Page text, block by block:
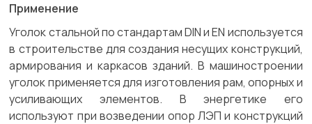
Применение
Уголок стальной по стандартам DIN и EN используется
в строительстве для создания несущих конструкций,
армирования и каркасов зданий. В машиностроении
уголок применяется для изготовления рам, опорных и
усиливающих элементов. В энергетике его
используют при возведении опор ЛЭП и конструкций